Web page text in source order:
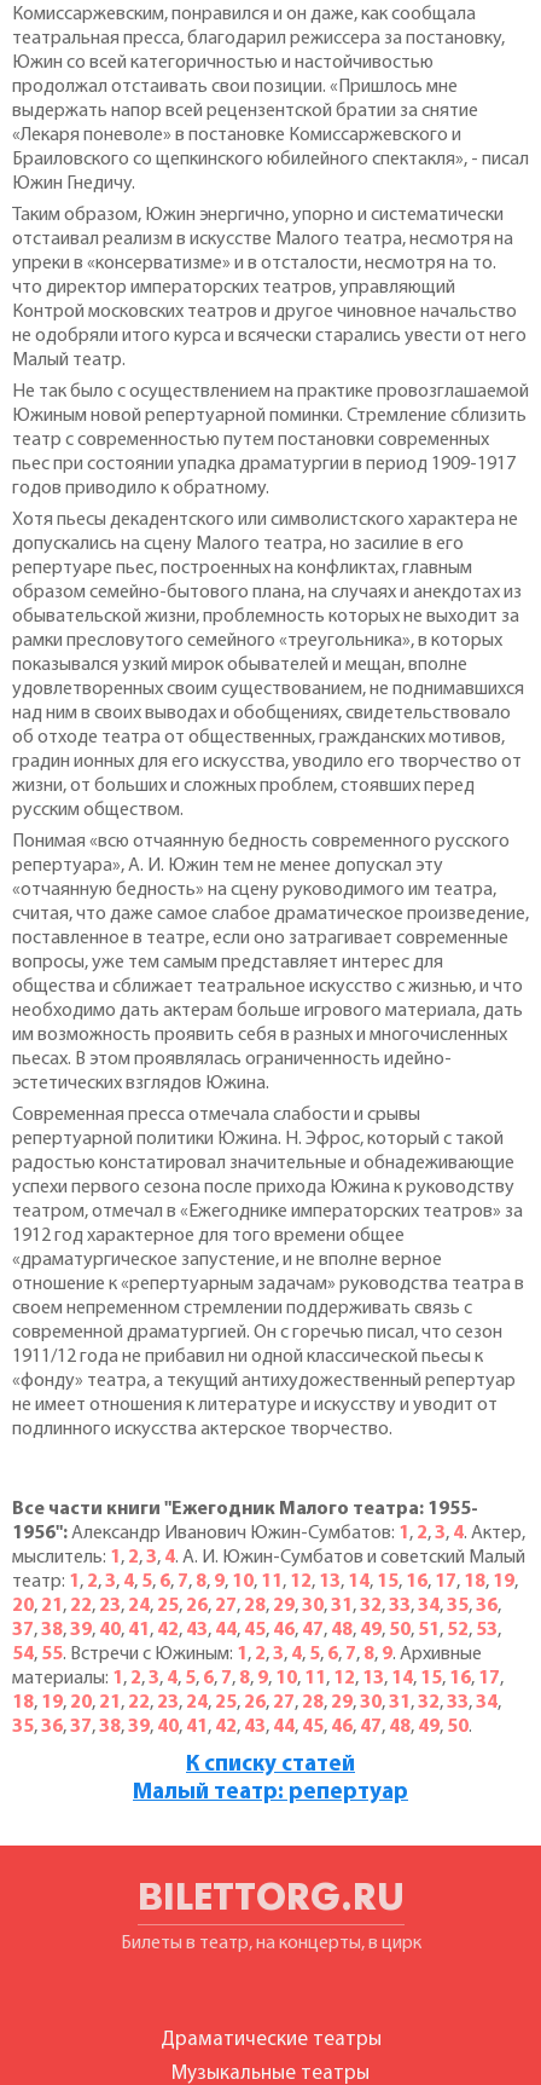
Комиссаржевским, понравился и он даже, как сообщала
театральная пресса, благодарил режиссера за постановку,
Южин со всей категоричностью и настойчивостью
продолжал отстаивать свои позиции. «Пришлось мне
выдержать напор всей рецензентской братии за снятие
«Лекаря поневоле» в постановке Комиссаржевского и
Браиловского со щепкинского юбилейного спектакля», - писал
Южин Гнедичу.
Таким образом, Южин энергично, упорно и систематически
отстаивал реализм в искусстве Малого театра, несмотря на
упреки в «консерватизме» и в отсталости, несмотря на то.
что директор императорских театров, управляющий
Контрой московских театров и другое чиновное начальство
не одобряли итого курса и всячески старались увести от него
Малый театр.
Не так было с осуществлением на практике провозглашаемой
Южиным новой репертуарной поминки. Стремление сблизить
театр с современностью путем постановки современных
пьес при состоянии упадка драматургии в период 1909-1917
годов приводило к обратному.
Хотя пьесы декадентского или символистского характера не
допускались на сцену Малого театра, но засилие в его
репертуаре пьес, построенных на конфликтах, главным
образом семейно-бытового плана, на случаях и анекдотах из
обывательской жизни, проблемность которых не выходит за
рамки пресловутого семейного «треугольника», в которых
показывался узкий мирок обывателей и мещан, вполне
удовлетворенных своим существованием, не поднимавшихся
над ним в своих выводах и обобщениях, свидетельствовало
об отходе театра от общественных, гражданских мотивов,
градин ионных для его искусства, уводило его творчество от
жизни, от больших и сложных проблем, стоявших перед
русским обществом.
Понимая «всю отчаянную бедность современного русского
репертуара», А. И. Южин тем не менее допускал эту
«отчаянную бедность» на сцену руководимого им театра,
считая, что даже самое слабое драматическое произведение,
поставленное в театре, если оно затрагивает современные
вопросы, уже тем самым представляет интерес для
общества и сближает театральное искусство с жизнью, и что
необходимо дать актерам больше игрового материала, дать
им возможность проявить себя в разных и многочисленных
пьесах. В этом проявлялась ограниченность идейно-
эстетических взглядов Южина.
Современная пресса отмечала слабости и срывы
репертуарной политики Южина. Н. Эфрос, который с такой
радостью констатировал значительные и обнадеживающие
успехи первого сезона после прихода Южина к руководству
театром, отмечал в «Ежегоднике императорских театров» за
1912 год характерное для того времени общее
«драматургическое запустение, и не вполне верное
отношение к «репертуарным задачам» руководства театра в
своем непременном стремлении поддерживать связь с
современной драматургией. Он с горечью писал, что сезон
1911/12 года не прибавил ни одной классической пьесы к
«фонду» театра, а текущий антихудожественный репертуар
не имеет отношения к литературе и искусству и уводит от
подлинного искусства актерское творчество.
Все части книги "Ежегодник Малого театра: 1955-
1956":Александр Иванович Южин-Сумбатов: 1 , 2,3, 4. Актер,
мыслитель: 1 , 2,3, 4. А. И. Южин-Сумбатов и советский Малый
театр: 1 , 2,3, 4, 5, 6, 7, 8, 9, 10, 11 , 12, 13, 14, 15, 16, 17, 18, 19,
20, 21 , 22, 23, 24, 25, 26, 27, 28, 29,30,31 ,32,33,34,35,36,
37,38,39, 40, 41 , 42, 43, 44, 45, 46, 47, 48, 49, 50, 51 , 52, 53,
54, 55. Встречи с Южиным: 1 , 2,3, 4, 5, 6, 7, 8, 9. Архивные
материалы: 1 , 2,3, 4, 5, 6, 7, 8, 9, 10, 11 , 12, 13, 14, 15, 16, 17,
18, 19, 20, 21 , 22, 23, 24, 25, 26, 27, 28, 29,30,31 ,32,33,34,
35,36,37,38,39, 40, 41 , 42, 43, 44, 45, 46, 47, 48, 49, 50.
К списку статей
Малый театр: репертуар
BILETTORG.RU
Билеты в театр, на концерты, в цирк
Драматические театры
Музыкальные театры